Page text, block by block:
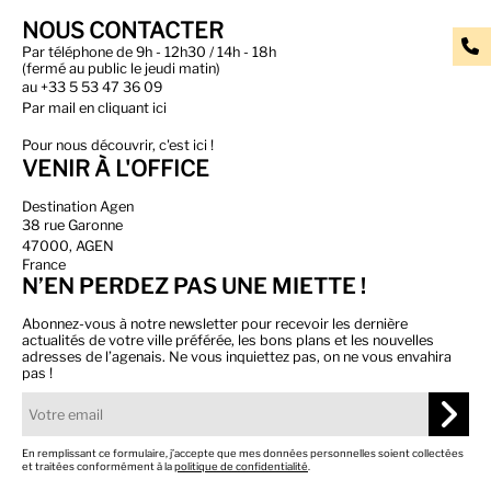
NOUS CONTACTER
Par téléphone de 9h - 12h30 / 14h - 18h
(fermé au public le jeudi matin)
au +33 5 53 47 36 09
Par mail en cliquant ici
Pour nous découvrir, c'est ici !
VENIR À L'OFFICE
Destination Agen
38 rue Garonne
47000, AGEN
France
N’EN PERDEZ PAS UNE MIETTE !
Abonnez-vous à notre newsletter pour recevoir les dernière
actualités de votre ville préférée, les bons plans et les nouvelles
adresses de l’agenais. Ne vous inquiettez pas, on ne vous envahira
pas !
En remplissant ce formulaire, j’accepte que mes données personnelles soient collectées
et traitées conformément à lapolitique de confidentialité